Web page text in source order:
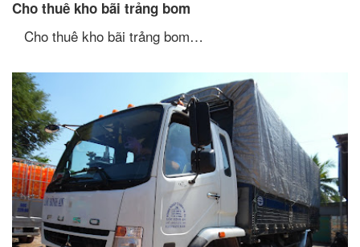
Cho thuê kho bãi trảng bom
Cho thuê kho bãi trảng bom…